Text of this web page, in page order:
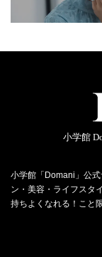
小学館
小学館「Domani」公
ン・美容・ライフスタ
持ちよくなれる！こと